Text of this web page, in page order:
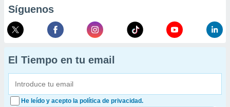
Síguenos
El Tiempo en tu email
He leído y acepto la política de privacidad.